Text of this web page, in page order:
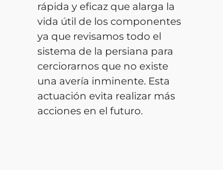
rápida y eficaz que alarga la
vida útil de los componentes
ya que revisamos todo el
sistema de la persiana para
cerciorarnos que no existe
una avería inminente. Esta
actuación evita realizar más
acciones en el futuro.